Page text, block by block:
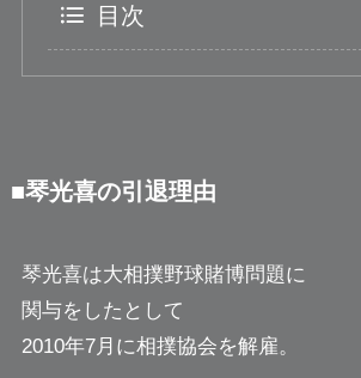
目次
■琴光喜の引退理由
琴光喜は大相撲野球賭博問題に
関与をしたとして
2010年7月に相撲協会を解雇。